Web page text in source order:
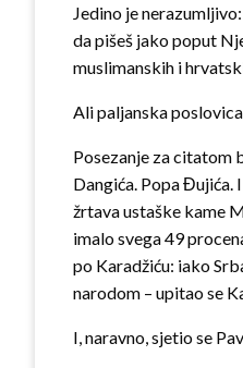
Jedino je
da pišeš jako poput
muslimanskih i
Ali paljanska
Posezanje za citatom
Dangića. Popa
žrtava ustaške kame
imalo svega 49
po Karadžiću: iako
narodom – upitao se
I, naravno, sjetio se